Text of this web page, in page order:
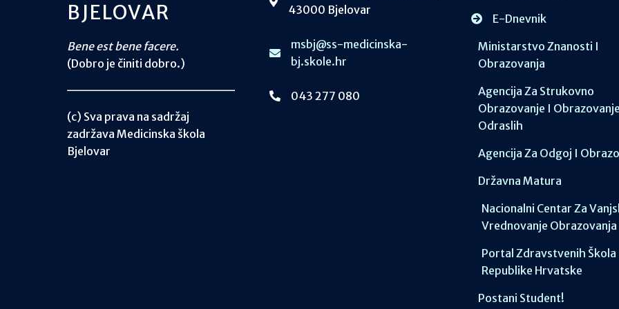
BJELOVAR
Bene est bene facere.
(Dobro je činiti dobro.)
(c) Sva prava na sadržaj
zadržava Medicinska škola
Bjelovar
43000 Bjelovar
msbj@ss-medicinska-
bj.skole.hr
043 277 080
E-Dnevnik
Ministarstvo Znanosti I
Obrazovanja
Agencija Za Strukovno
Obrazovanje I Obrazovanje
Odraslih
Agencija Za Odgoj I
Državna Matura
Nacionalni Centar Za
Vrednovanje Obrazovanja
Portal Zdravstvenih Škola
Republike Hrvatske
Postani Student!